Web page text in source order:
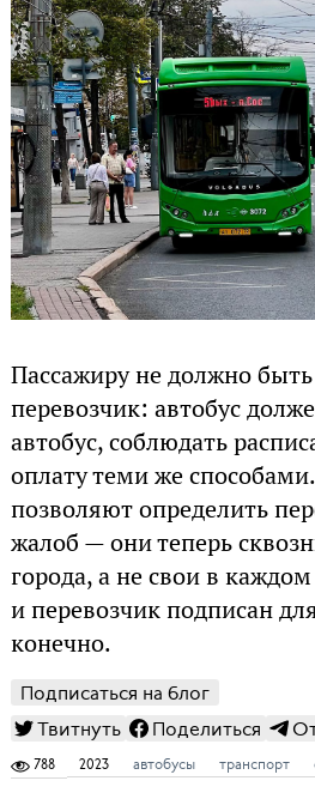
Пассажиру не должно быть
перевозчик: автобус
автобус, соблюдать
оплату теми же
позволяют определить
жалоб — они теперь
города, а не свои в
и перевозчик подписан
конечно.
Подписаться на блог
Твитнуть
Поделиться
788 2023 автобусы транспорт